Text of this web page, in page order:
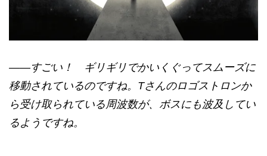
——すごい！ ギリギリでかいくぐってスムーズに
移動されているのですね。Tさんのロゴストロンか
ら受け取られている周波数が、ボスにも波及してい
るようですね。